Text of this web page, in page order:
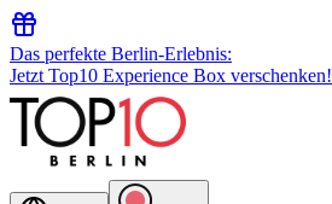
Das perfekte Berlin-Erlebnis:
Jetzt Top10 Experience Box verschenken!